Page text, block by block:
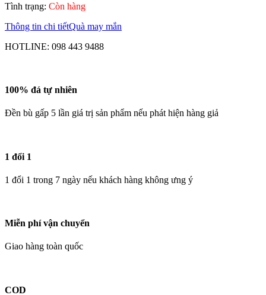
Tình trạng: Còn hàng
Thông tin chi tiếtQuà may mắn
HOTLINE: 098 443 9488
100% đá tự nhiên
Đền bù gấp 5 lần giá trị sản phẩm nếu phát hiện hàng giả
1 đổi 1
1 đổi 1 trong 7 ngày nếu khách hàng không ưng ý
Miễn phí vận chuyển
Giao hàng toàn quốc
COD